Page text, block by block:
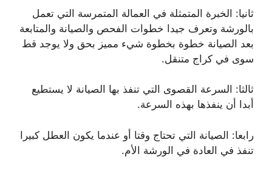
ثانيا: الخبرة المتمثلة في العمالة المتمرسة التي تعمل
بالورشة وتعرف جيدا خطوات الفحص والصيانة والمتابعة
بعد الصيانة خطوة بخطوة شيء مميز بحق ولا يوجد قط
سوى في كراج متنقل.
ثالثا: السرعة القصوى التي تنفذ بها الصيانة لا يستطيع
أبدا أن ينفذها بهذه السرعة.
رابعا: الصيانة التي تحتاج وقتا أو عندما يكون العطل كبيرا
تنفذ في العادة في الورشة الأم.